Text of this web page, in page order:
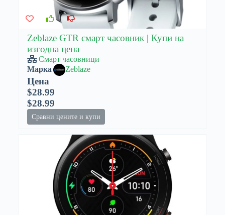
Zeblaze GTR смарт часовник | Купи на
изгодна цена
Смарт часовници
Марка
Zeblaze
Цена
$28.99
$28.99
Сравни цените и купи